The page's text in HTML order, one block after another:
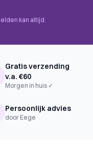
kan altijd.
Gratis verzending
v.a. €60
Morgen in huis ✓
Persoonlijk advies
door Eege